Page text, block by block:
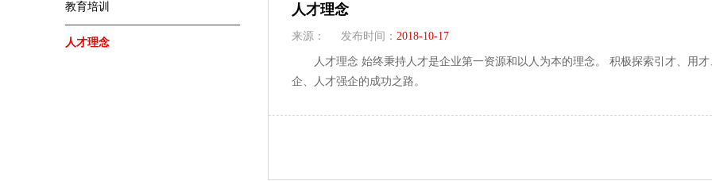
教育培训
人才理念
人才理念
来源： 发布时间： 2018-10-17
人才理念 始终秉持人才是企业第一资源和以人为本的理念。 积极探索引才、用
企、人才强企的成功之路。